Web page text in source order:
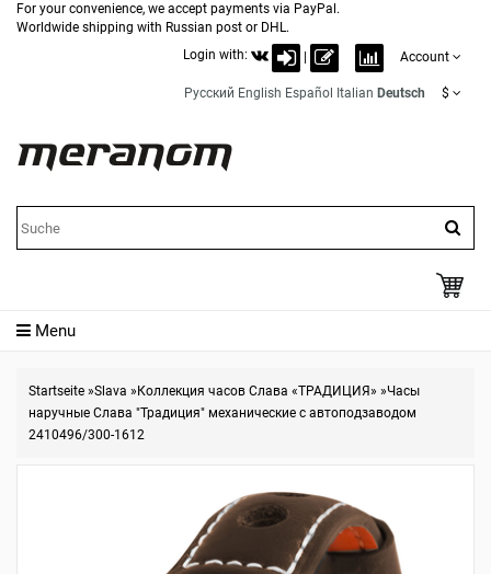
For your convenience, we accept payments via PayPal.
Worldwide shipping with Russian post or DHL.
Login with:
Account
Русский English Español Italian Deutsch $
Menu
Startseite »Slava » Коллекция часов Слава «ТРАДИЦИЯ» »Часы
наручные Слава "Традиция" механические с автоподзаводом
2410496/300-1612